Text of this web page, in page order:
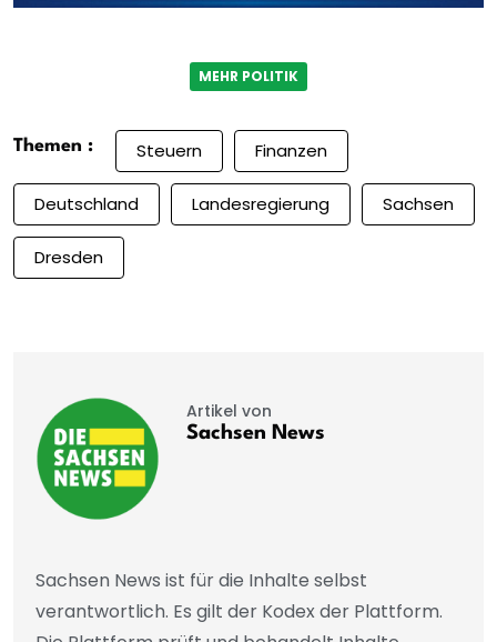
MEHR POLITIK
Themen : Steuern Finanzen
Deutschland Landesregierung Sachsen
Dresden
Artikel von
Sachsen News
Sachsen News ist für die Inhalte selbst
verantwortlich. Es gilt der Kodex der Plattform.